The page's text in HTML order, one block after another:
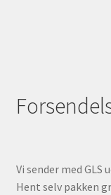
Vi sender med GLS
Hent selv pakken